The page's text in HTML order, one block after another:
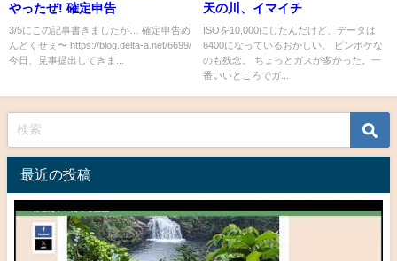
やったぜ! 確定申告
3/5にこの記事書きましたが… 確定申告め
んどくせぇ〜 https://blog.delta-a.net/6699/
今日、見事提出してきま...
天の川、イマイチ
ISOを10,000にしたんだけど、データは
6400になっているおかしい。 ピンボケな
のも残念。 ちょっとガスが多かった。一
番いいところでガ...
最近の投稿